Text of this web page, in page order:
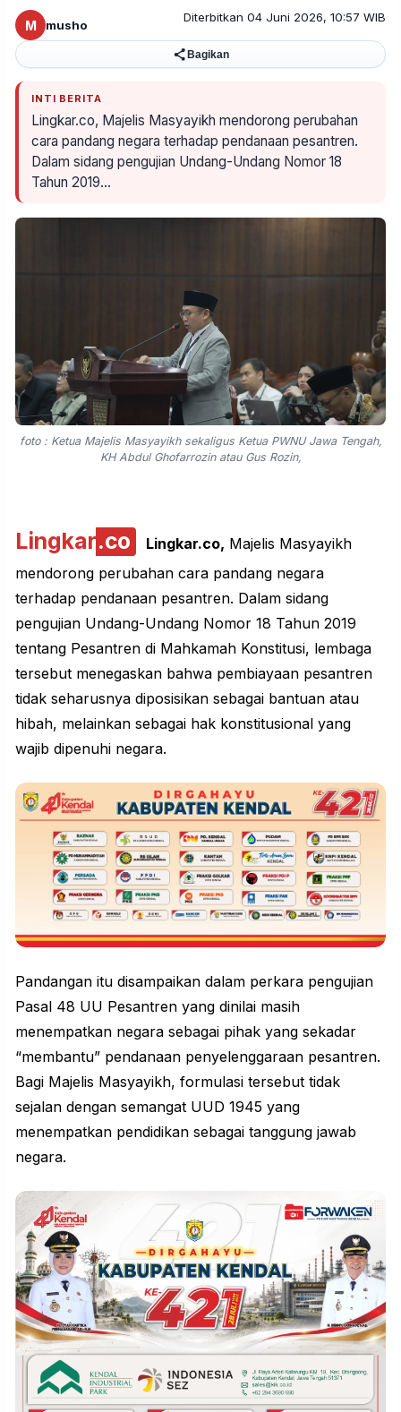
M musho
Diterbitkan 04 Juni 2026, 10:57 WIB
Bagikan
INTI BERITA
Lingkar.co, Majelis Masyayikh mendorong perubahan
cara pandang negara terhadap pendanaan pesantren.
Dalam sidang pengujian Undang-Undang Nomor 18
Tahun 2019…
foto : Ketua Majelis Masyayikh sekaligus Ketua PWNU Jawa Tengah,
KH Abdul Ghofarrozin atau Gus Rozin,
Lingkar.co Lingkar.co, Majelis Masyayikh
mendorong perubahan cara pandang negara
terhadap pendanaan pesantren. Dalam sidang
pengujian Undang-Undang Nomor 18 Tahun 2019
tentang Pesantren di Mahkamah Konstitusi, lembaga
tersebut menegaskan bahwa pembiayaan pesantren
tidak seharusnya diposisikan sebagai bantuan atau
hibah, melainkan sebagai hak konstitusional yang
wajib dipenuhi negara.
Pandangan itu disampaikan dalam perkara pengujian
Pasal 48 UU Pesantren yang dinilai masih
menempatkan negara sebagai pihak yang sekadar
“membantu” pendanaan penyelenggaraan pesantren.
Bagi Majelis Masyayikh, formulasi tersebut tidak
sejalan dengan semangat UUD 1945 yang
menempatkan pendidikan sebagai tanggung jawab
negara.